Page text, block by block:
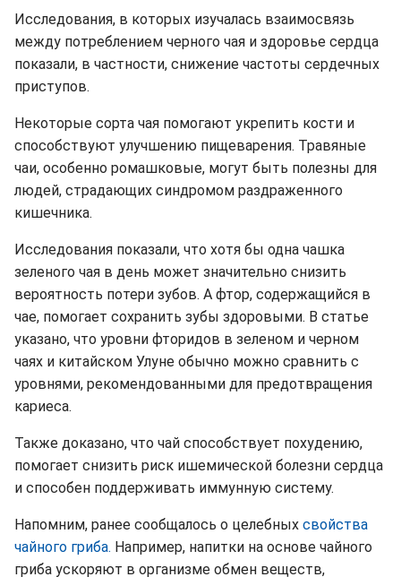
Исследования, в которых изучалась взаимосвязь
между потреблением черного чая и здоровье сердца
показали, в частности, снижение частоты сердечных
приступов.
Некоторые сорта чая помогают укрепить кости и
способствуют улучшению пищеварения. Травяные
чаи, особенно ромашковые, могут быть полезны для
людей, страдающих синдромом раздраженного
кишечника.
Исследования показали, что хотя бы одна чашка
зеленого чая в день может значительно снизить
вероятность потери зубов. А фтор, содержащийся в
чае, помогает сохранить зубы здоровыми. В статье
указано, что уровни фторидов в зеленом и черном
чаях и китайском Улуне обычно можно сравнить с
уровнями, рекомендованными для предотвращения
кариеса.
Также доказано, что чай способствует похудению,
помогает снизить риск ишемической болезни сердца
и способен поддерживать иммунную систему.
Напомним, ранее сообщалось о целебных свойства
чайного гриба. Например, напитки на основе чайного
гриба ускоряют в организме обмен веществ,